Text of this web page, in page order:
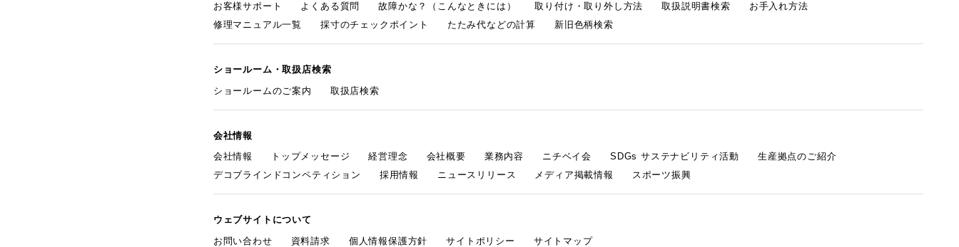
お客様サポート
よくある質問 故障かな？（こんなときには） 取り付け・取り外し方法 取扱説明書検索
お手入れ方法
修理マニュアル一覧
採寸のチェックポイント たたみ代などの計算 新旧色柄検索
ショールーム・取扱店検索
ショールームのご案内
取扱店検索
会社情報
会社情報
トップメッセージ 経営理念 会社概要 業務内容 ニチベイ会 SDGs サステナビリティ活動
生産拠点のご紹介
デコブラインドコンペティション
採用情報 ニュースリリース メディア掲載情報 スポーツ振興
ウェブサイトについて
お問い合わせ
資料請求 個人情報保護方針 サイトポリシー サイトマップ